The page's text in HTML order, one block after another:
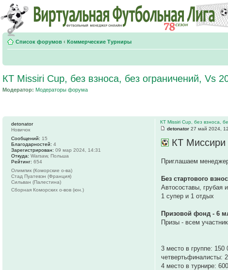
Список форумов ‹ Коммерческие Турниры
КТ Missiri Cup, без взноса, без ограничений, Vs
Модератор: Модераторы форума
КТ Missiri Cup, без взноса,
detonator 27 май 2024,
КТ Миссири
Приглашаем
Без стартового
Автосоставы, грубая
1 супер и 1 отдых
Призовой фонд - 6
Призы - всем
3 место в группе: 150
четвертьфиналисты:
4 место в турнире:
detonator
Новичок
Сообщений: 15
Благодарностей: 4
Зарегистрирован: 09 мар 2024, 14:31
Откуда: Warsaw, Польша
Рейтинг: 654
Олимпик (Коморские о-ва)
Стад Пуатевэн (Франция)
Сильван (Палестина)
Сборная Коморских о-вов (юн.)